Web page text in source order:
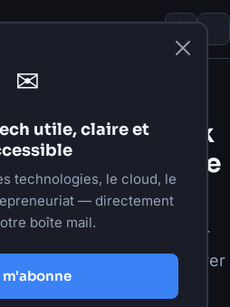
: le framework
de code
et fiable
Harness : tester
mesurer pass@k et intégrer
votre CI/CD.
✉
utile, claire et
technologies, le cloud, le
— directement
boîte mail.
m'abonne